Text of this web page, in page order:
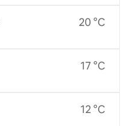
20 °C
17 °C
12 °C